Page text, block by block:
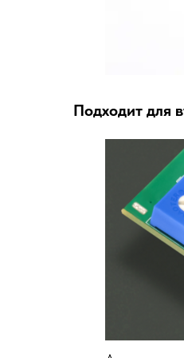
Подходит для